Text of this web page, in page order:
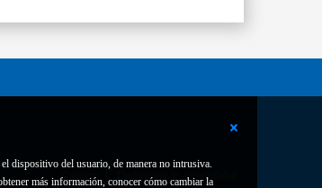
dispositivo del usuario, de manera no intrusiva.
más información, conocer cómo cambiar la
Contacto Declaración de accesibilidad